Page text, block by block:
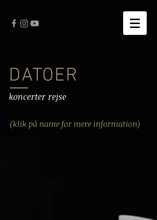
DATOER
koncerter rejse
(klik på name for mere information)